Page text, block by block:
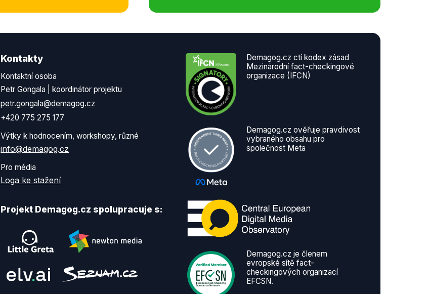
Kontakty
Kontaktní osoba
Petr Gongala | koordinátor projektu
petr.gongala@demagog.cz
+420 775 275 177
Výtky k hodnocením, workshopy, různé
info@demagog.cz
Pro média
Loga ke stažení
Projekt Demagog.cz spolupracuje s:
Demagog.cz ctí kodex zásad
Mezinárodní fact-checkingové
organizace (IFCN)
Demagog.cz ověřuje pravdivost
vybraného obsahu pro
společnost Meta
Demagog.cz je členem
evropské sítě fact-
checkingových organizací
EFCSN.